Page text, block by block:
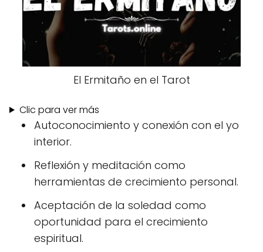
El Ermitaño en el Tarot
Clic para ver más
Autoconocimiento y conexión con el yo
interior.
Reflexión y meditación como
herramientas de crecimiento personal.
Aceptación de la soledad como
oportunidad para el crecimiento
espiritual.